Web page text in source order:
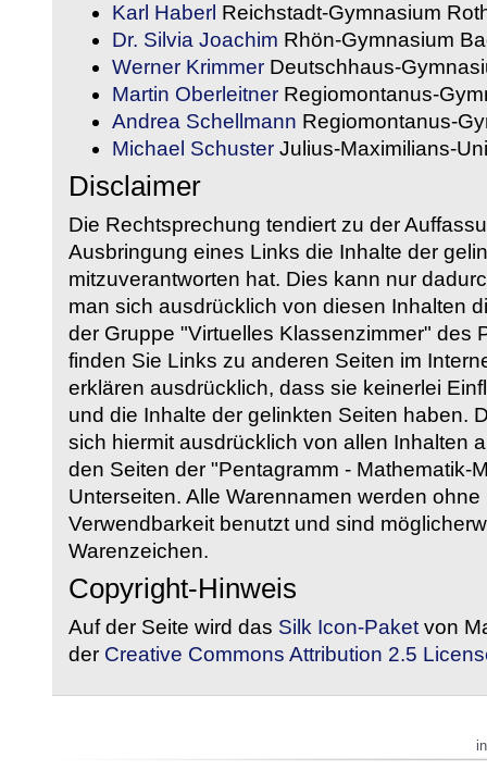
Karl Haberl Reichstadt-Gymnasium
Dr. Silvia Joachim Rhön-Gymnasium
Werner Krimmer Deutschhaus-
Martin Oberleitner Regiomontanus-
Andrea Schellmann Regiomontanus-
Michael Schuster Julius-Maximilians-
Disclaimer
Die Rechtsprechung tendiert zu der
Ausbringung eines Links die Inhalte der
mitzuverantworten hat. Dies kann nur
man sich ausdrücklich von diesen Inhalten
der Gruppe "Virtuelles Klassenzimmer" des
finden Sie Links zu anderen Seiten im
erklären ausdrücklich, dass sie keinerlei
und die Inhalte der gelinkten Seiten haben.
sich hiermit ausdrücklich von allen Inhalten
den Seiten der "Pentagramm - Mathematik-
Unterseiten. Alle Warennamen werden
Verwendbarkeit benutzt und sind
Warenzeichen.
Copyright-Hinweis
Auf der Seite wird das Silk Icon-Paket von
der Creative Commons Attribution 2.5